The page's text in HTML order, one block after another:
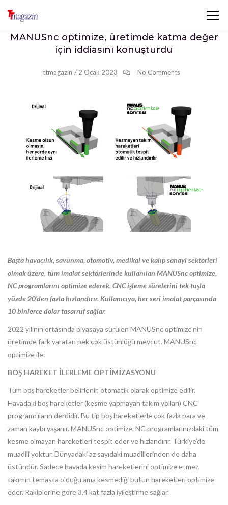
MANUSnc optimize, üretimde katma değer
için iddiasını konuşturdu
ttmagazin / 2 Ocak 2023 No Comments
Başta havacılık, savunma, otomotiv, medikal ve kalıp sanayi sektörleri
olmak üzere, tüm imalat sektörlerinde kullanılan MANUSnc optimize,
NC programlarını optimize ederek, CNC işleme sürelerini tek tuşla
yüzde 20’den fazla hızlandırır. Kullanıcıya, her seri imalat parçasında
10 binlerce dolar tasarruf sağlar.
2022 yılının ortasında piyasaya sürülen MANUSnc optimize’nin
üretimde fark yaratan pek çok üstünlüğü mevcut. MANUSnc
optimize ile:
BOŞ HAREKET İLERLEME OPTİMİZASYONU
Tüm boş hareketler belirlenir, otomatik olarak optimize edilir.
Havadaki boş hareketler (kesme yapmayan takım yolları) CNC
programcıların derdidir. Bu tip boş hareketlerle çok fazla para ve
zaman kaybı yaşanır. MANUSnc optimize, NC programlarınızdaki tüm
kesme olmayan hareketleri tespit eder ve hızlandırır. Türkiye’de
muadili yoktur. Dünyadaki az sayıdaki muadillerinden de daha
üstündür. Sadece havada kesim hareketlerini optimize etmez,
takımın temasta olduğu ama kesmediği bütün hareketleri optimize
eder. Rakiplerine göre 3,4 kat fazla iyileştirme sağlar.